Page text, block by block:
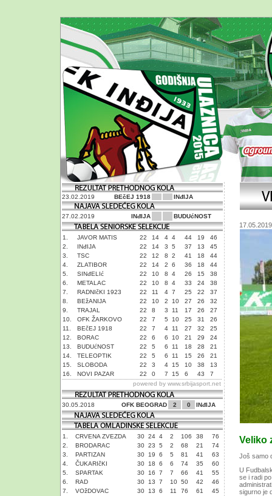
23.02.2019 BEčEJ 1918 INđIJA
27.02.2019 INđIJA BUDUćNOST
1. JAVOR MATIS 22 14 4 4 44 19
46
2.
INđIJA 22 14 3 5 37 13
45
3.
TSC 22 12 8 2 41 18
44
4.
ZLATIBOR 22 14 2 6 36 18
44
5.
SINđELIć 22 10 8 4 26 15
38
6.
METALAC 22 10 8 4 33 24
38
7.
RADNIčKI 1923 22 11 4 7 25 22
37
8.
BEžANIJA 22 10 2 10 27 26
32
9.
TRAJAL 22 8 3 11 17 26
27
10.
OFK ŽARKOVO 22 7 5 10 25 31
26
11.
BEčEJ 1918 22 7 4 11 27 32
25
12.
BORAC 22 6 6 10 21 29
24
13.
BUDUćNOST 22 5 6 11 18 28
21
14.
TELEOPTIK 22 5 6 11 15 26
21
15.
SLOBODA 22 3 4 15 10 38
13
16.
NOVI PAZAR 22 0 7 15 6 43
7
powered by www.srbijasport.net
30.05.2018 OFK BEOGRAD 2 0 INđIJA
1. CRVENA ZVEZDA 30 24 4 2 106 38
76
2.
BRODARAC 30 23 5 2 68 21
74
3.
PARTIZAN 30 19 6 5 81 41
63
4.
ČUKARIčKI 30 18 6 6 74 35
60
5.
SPARTAK 30 16 7 7 66 41
55
6.
RAD 30 13 7 10 50 42
46
7.
VOžDOVAC 30 13 6 11 76 61
45
17.05.2019
Veliko
Još samo
U
se i radi
sigurno je